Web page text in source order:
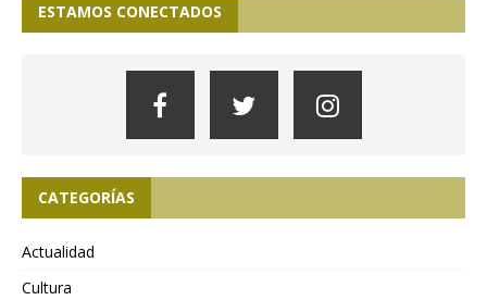
ESTAMOS CONECTADOS
CATEGORÍAS
Actualidad
Cultura